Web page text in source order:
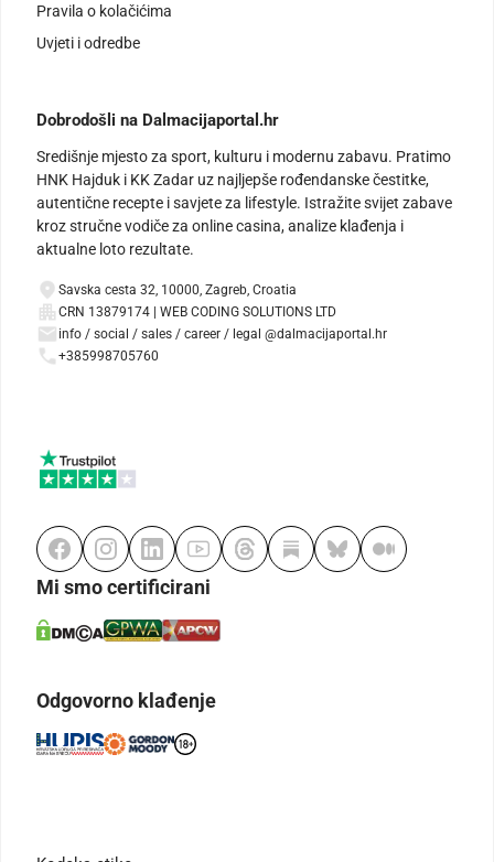
Pravila o kolačićima
Uvjeti i odredbe
Dobrodošli na Dalmacijaportal.hr
Središnje mjesto za sport, kulturu i modernu zabavu. Pratimo
HNK Hajduk i KK Zadar uz najljepše rođendanske čestitke,
autentične recepte i savjete za lifestyle. Istražite svijet zabave
kroz stručne vodiče za online casina, analize klađenja i
aktualne loto rezultate.
Savska cesta 32, 10000, Zagreb, Croatia
CRN 13879174 | WEB CODING SOLUTIONS LTD
info / social / sales / career / legal @dalmacijaportal.hr
+385998705760
Mi smo certificirani
Odgovorno klađenje